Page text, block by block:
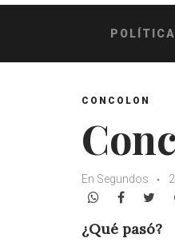
POLÍTICA
CONCOLON
En Segundos
WhatsApp
¿Qué pasó?